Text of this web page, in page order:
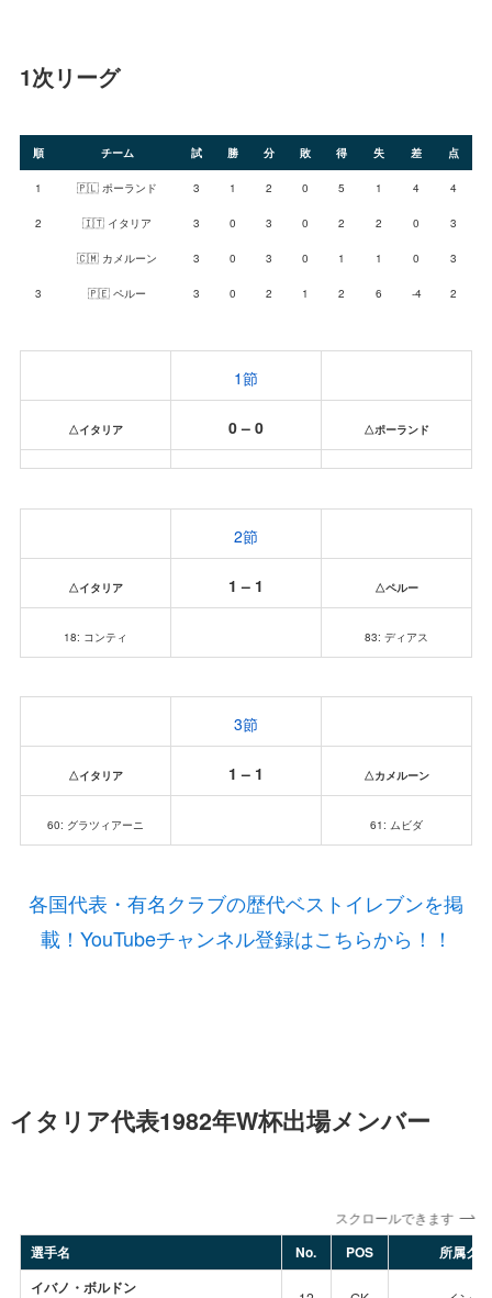
1次リーグ
順 チーム 試 勝 分 敗 得 失 差 点
1 🇵🇱 ポーランド 3 1 2 0 5 1 4 4
2 🇮🇹 イタリア 3 0 3 0 2 2 0 3
🇨🇲 カメルーン 3 0 3 0 1 1 0 3
3 🇵🇪 ペルー 3 0 2 1 2 6 -4 2
1節
△イタリア 0 – 0 △ポーランド
2節
△イタリア 1 – 1 △ペルー
18: コンティ 83: ディアス
3節
△イタリア 1 – 1 △カメルーン
60: グラツィアーニ 61: ムビダ
各国代表・有名クラブの歴代ベストイレブンを掲
載！YouTubeチャンネル登録はこちらから！！
イタリア代表1982年W杯出場メンバー
スクロールできます
選手名 No. POS
所属ク
イバノ・ボルドン